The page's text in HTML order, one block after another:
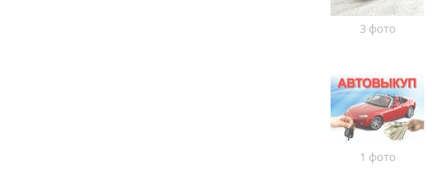
3 фото
1 фото